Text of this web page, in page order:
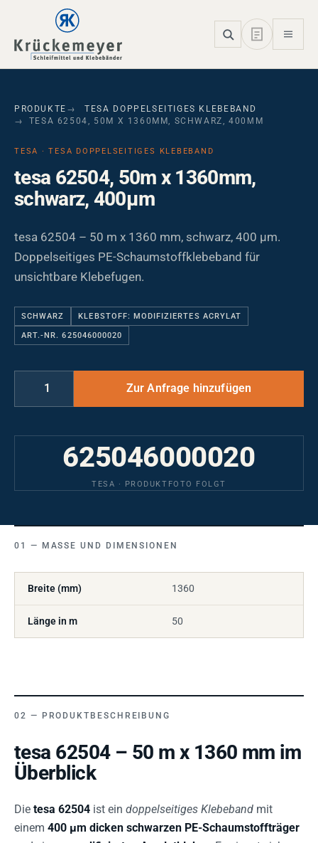
Skip to main navigation
Skip to main content
Skip to page footer
PRODUKTE
TESA DOPPELSEITIGES KLEBEBAND
TESA 62504, 50M X 1360MM, SCHWARZ, 400ΜM
TESA · TESA DOPPELSEITIGES KLEBEBAND
tesa 62504, 50m x 1360mm,
schwarz, 400µm
tesa 62504 – 50 m x 1360 mm, schwarz, 400 µm.
Doppelseitiges PE-Schaumstoffklebeband für
unsichtbare Klebefugen.
SCHWARZ KLEBSTOFF: MODIFIZIERTES ACRYLAT
ART.-NR. 625046000020
625046000020
TESA · PRODUKTFOTO FOLGT
MASSE UND DIMENSIONEN
Breite (mm) 1360
Länge in m 50
PRODUKTBESCHREIBUNG
tesa 62504 – 50 m x 1360 mm im
Überblick
Die tesa 62504 ist ein doppelseitiges Klebeband mit
einem 400 µm dicken schwarzen PE-Schaumstoffträger